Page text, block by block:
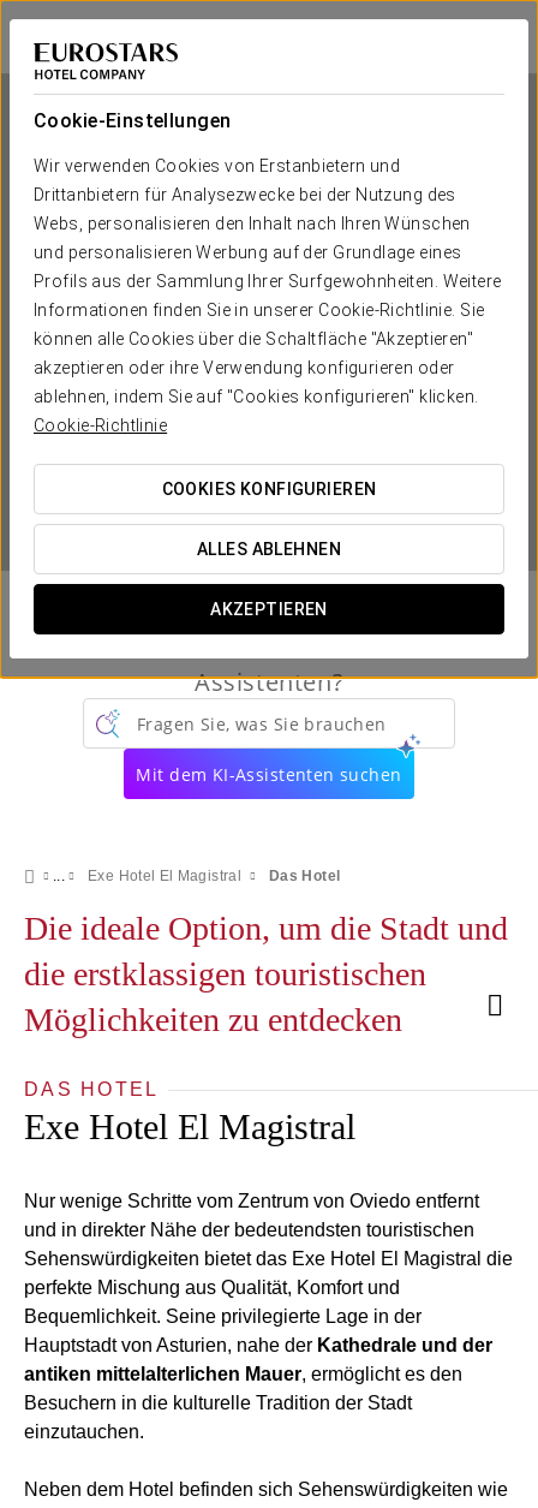
Cookie-Einstellungen
Wir verwenden Cookies von Erstanbietern und
Drittanbietern für Analysezwecke bei der Nutzung des
Webs, personalisieren den Inhalt nach Ihren Wünschen
und personalisieren Werbung auf der Grundlage eines
Profils aus der Sammlung Ihrer Surfgewohnheiten. Weitere
Informationen finden Sie in unserer Cookie-Richtlinie. Sie
können alle Cookies über die Schaltfläche "Akzeptieren"
akzeptieren oder ihre Verwendung konfigurieren oder
ablehnen, indem Sie auf "Cookies konfigurieren" klicken.
Cookie-Richtlinie
COOKIES KONFIGURIEREN
ALLES ABLEHNEN
AKZEPTIEREN
Exe Hotel El Magistral
OVIEDO
Exe Hotel El Magistral
OVIEDO
WANN MÖCHTEN SIE REISEN?
 
Assistenten?
Fragen Sie, was Sie brauchen
Mit dem KI-Assistenten suchen
Exe Hotel El Magistral Das Hotel
Die ideale Option, um die Stadt und
die erstklassigen touristischen
Möglichkeiten zu entdecken
DAS HOTEL
Exe Hotel El Magistral
Nur wenige Schritte vom Zentrum von Oviedo entfernt
und in direkter Nähe der bedeutendsten touristischen
Sehenswürdigkeiten bietet das Exe Hotel El Magistral die
perfekte Mischung aus Qualität, Komfort und
Bequemlichkeit. Seine privilegierte Lage in der
Hauptstadt von Asturien, nahe der Kathedrale und der
antiken mittelalterlichen Mauer, ermöglicht es den
Besuchern in die kulturelle Tradition der Stadt
einzutauchen.
Neben dem Hotel befinden sich Sehenswürdigkeiten wie